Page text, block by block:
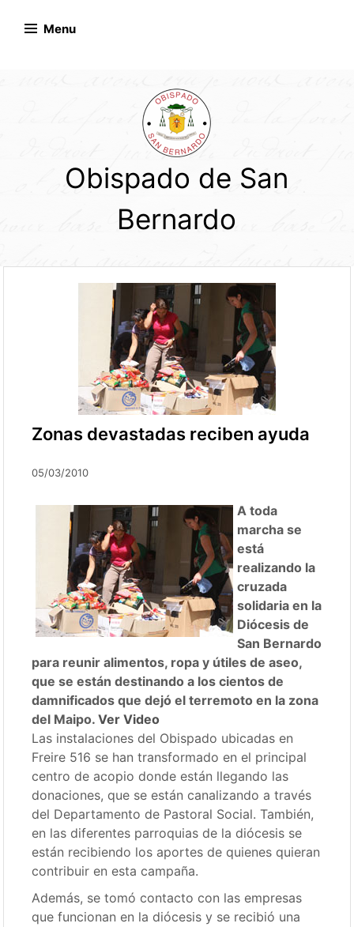
Menu
Obispado de San
Bernardo
Zonas devastadas reciben ayuda
05/03/2010
A toda
marcha se
está
realizando la
cruzada
solidaria en la
Diócesis de
San Bernardo
para reunir alimentos, ropa y útiles de aseo,
que se están destinando a los cientos de
damnificados que dejó el terremoto en la zona
del Maipo.Ver Video
Las instalaciones del Obispado ubicadas en
Freire 516 se han transformado en el principal
centro de acopio donde están llegando las
donaciones, que se están canalizando a través
del Departamento de Pastoral Social. También,
en las diferentes parroquias de la diócesis se
están recibiendo los aportes de quienes quieran
contribuir en esta campaña.
Además, se tomó contacto con las empresas
que funcionan en la diócesis y se recibió una